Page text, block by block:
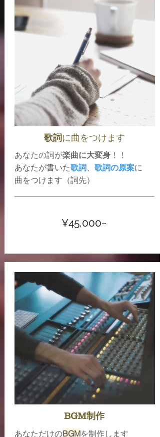
​歌詞に曲をつけます
​あなたの詞が楽曲に大変身！！
あなたが書いた歌詞 、 歌詞の原案に
​曲をつけます（詞先）
¥45,000~
BGM制作
あなただけのBGMを制作します